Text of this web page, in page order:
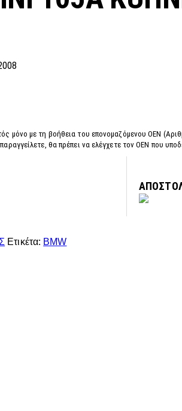
μόνο με τη βοήθεια του επονομαζόμενου OEN
θα πρέπει να ελέγχετε τον OEN που
Ετικέτα: BMW